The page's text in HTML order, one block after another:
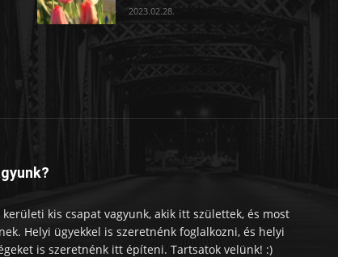
2023.02.28.
kerületi kis csapat vagyunk, akik itt születtek, és most
Helyi ügyekkel is szeretnénk foglalkozni, és helyi
is szeretnénk itt építeni. Tartsatok velünk! :)